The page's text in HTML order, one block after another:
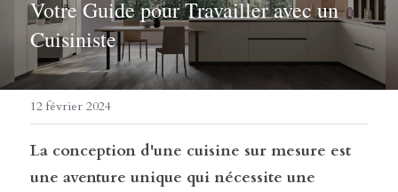
Votre Guide pour Travailler avec un
Cuisiniste
12 février 2024
La conception d'une cuisine sur mesure est
une aventure unique qui nécessite une